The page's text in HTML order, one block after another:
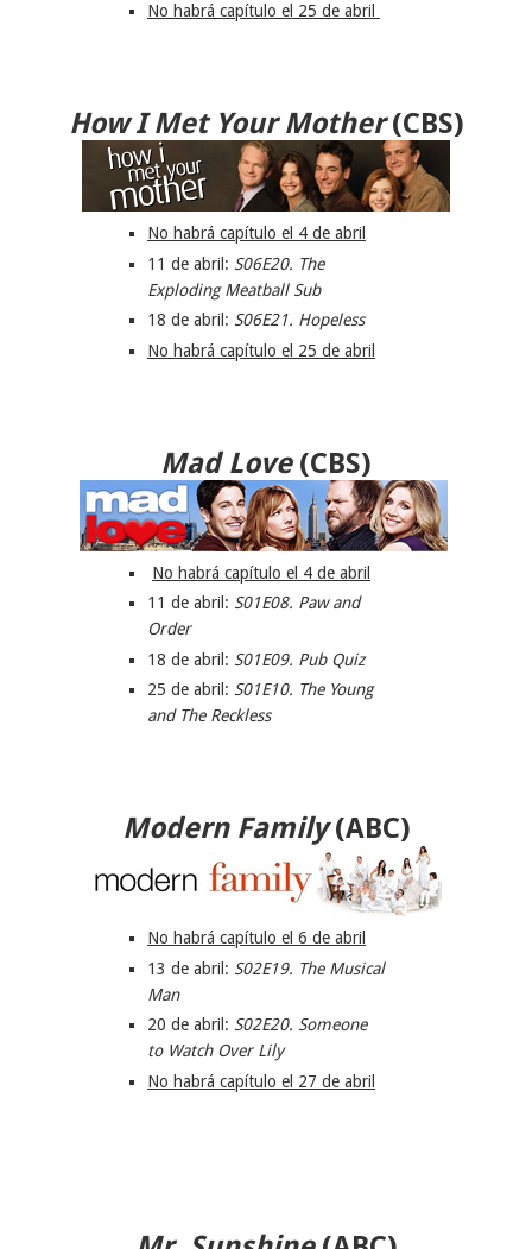
No habrá capítulo el 25 de abril
How I Met Your Mother(CBS)
No habrá capítulo el 4 de abril
11 de abril: S06E20. The
Exploding Meatball Sub
18 de abril: S06E21. Hopeless
No habrá capítulo el 25 de abril
Mad Love(CBS)
No habrá capítulo el 4 de abril
11 de abril: S01E08. Paw and
Order
18 de abril: S01E09. Pub Quiz
25 de abril: S01E10. The Young
and The Reckless
Modern Family(ABC)
No habrá capítulo el 6 de abril
13 de abril: S02E19. The Musical
Man
20 de abril: S02E20. Someone
to Watch Over Lily
No habrá capítulo el 27 de abril